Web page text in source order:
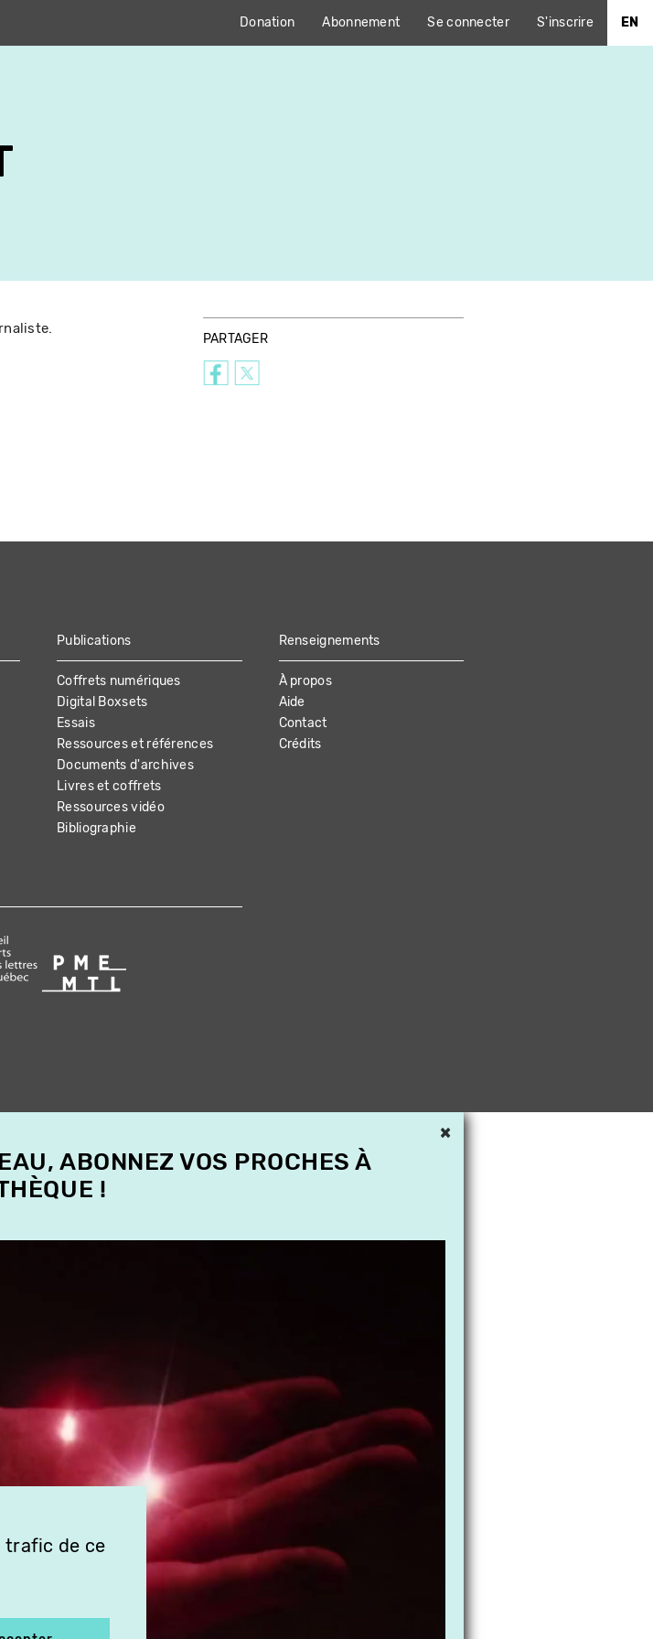
Donation Abonnement Se connecter S'inscrire EN
PARTAGER
Publications
Coffrets numériques
Digital Boxsets
Essais
Ressources et références
Documents d'archives
Livres et coffrets
Ressources vidéo
Bibliographie
Renseignements
À propos
Aide
Contact
Crédits
trafic de ce
×
ABONNEZ VOS PROCHES À
!